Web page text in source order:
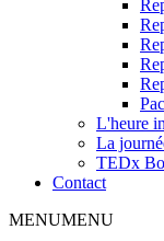
L'heure
La
TEDx
Contact
MENUMENU